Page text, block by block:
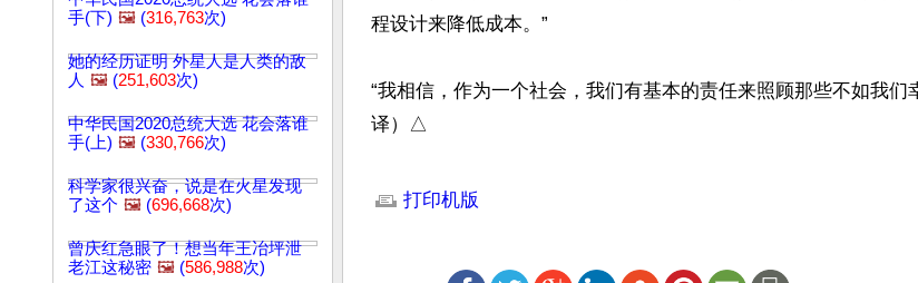
手(下) 🖼️ (316,763次)
她的经历证明 外星人是人类的敌
人 🖼️ (251,603次)
中华民国2020总统大选 花会落谁
手(上) 🖼️ (330,766次)
科学家很兴奋，说是在火星发现
了这个 🖼️ (696,668次)
曾庆红急眼了！想当年王冶坪泄
老江这秘密 🖼️ (586,988次)
程设计来降低成本。”
“我相信，作为一个社会，我们有基本的责任来照顾那些不如我们
译）△
打印机版